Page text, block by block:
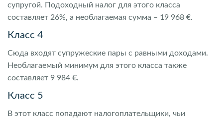
супругой. Подоходный налог для этого класса
составляет 26%, а необлагаемая сумма – 19 968 €.
Класс 4
Сюда входят супружеские пары с равными доходами.
Необлагаемый минимум для этого класса также
составляет 9 984 €.
Класс 5
В этот класс попадают налогоплательщики, чьи